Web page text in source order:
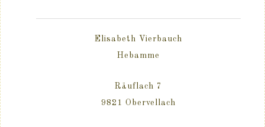
Elisabeth Vierbauch
Hebamme
Räuflach 7
9821 Obervellach